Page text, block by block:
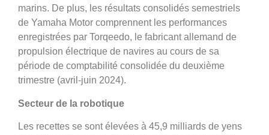
marins. De plus, les résultats consolidés semestriels
de Yamaha Motor comprennent les performances
enregistrées par Torqeedo, le fabricant allemand de
propulsion électrique de navires au cours de sa
période de comptabilité consolidée du deuxième
trimestre (avril-juin 2024).
Secteur de la robotique
Les recettes se sont élevées à 45,9 milliards de yens